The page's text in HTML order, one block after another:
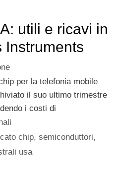
utili e ricavi in
Instruments
per la telefonia mobile
il suo ultimo trimestre
i costi di
chip,semiconduttori,
usa